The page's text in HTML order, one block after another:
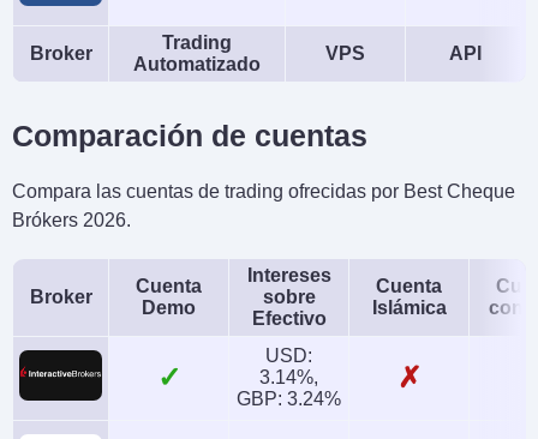
Broker
Trading
Automatizado
VPS API
Comparación de cuentas
Compara las cuentas de trading ofrecidas por Best Cheque
Brókers 2026.
Broker
Cuenta
Demo
Intereses
sobre
Efectivo
Cuenta
Islámica
✓
USD:
3.14%,
GBP: 3.24%
✗